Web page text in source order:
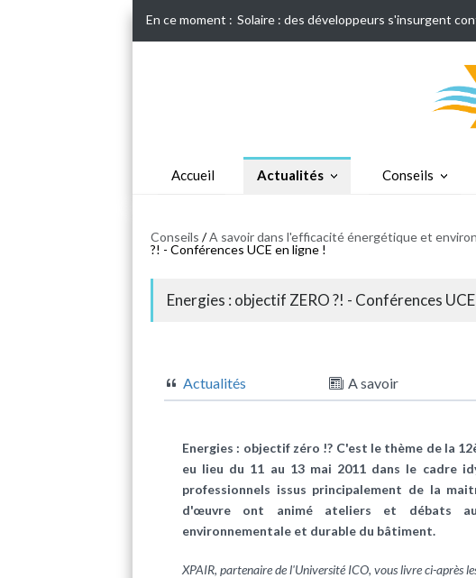
En ce moment : Solaire : des développeurs s'insurgent
Accueil Actualités Conseils
Conseils /A savoir dans l'efficacité énergétique et
?! - Conférences UCE en ligne !
Energies : objectif ZERO ?! - Conférences
Actualités A savoir
Energies : objectif zéro !? C'est le thème de la
eu lieu du 11 au 13 mai 2011 dans le cadre
professionnels issus principalement de la
d'œuvre ont animé ateliers et débats
environnementale et durable du bâtiment.
XPAIR, partenaire de l'Université ICO, vous livre ci-après